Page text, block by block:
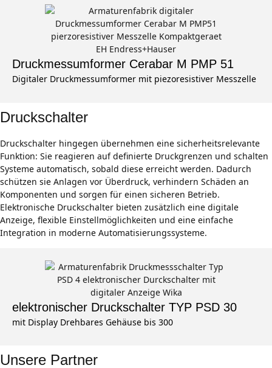
Druckmessumformer Cerabar M PMP 51
Digitaler Druckmessumformer mit piezoresistiver Messzelle
Druckschalter
Druckschalter hingegen übernehmen eine sicherheitsrelevante
Funktion: Sie reagieren auf definierte Druckgrenzen und schalten
Systeme automatisch, sobald diese erreicht werden. Dadurch
schützen sie Anlagen vor Überdruck, verhindern Schäden an
Komponenten und sorgen für einen sicheren Betrieb.
Elektronische Druckschalter bieten zusätzlich eine digitale
Anzeige, flexible Einstellmöglichkeiten und eine einfache
Integration in moderne Automatisierungssysteme.
elektronischer Druckschalter TYP PSD 30
mit Display Drehbares Gehäuse bis 300
Unsere Partner